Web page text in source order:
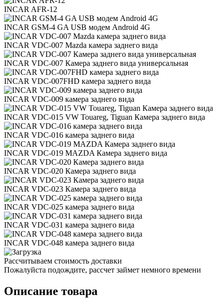
INCAR AFR-12
INCAR GSM-4 GA USB модем Android 4G
INCAR VDC-007 Mazda камера заднего вида
INCAR VDC-007 Камера заднего вида универсальная
INCAR VDC-007FHD камера заднего вида
INCAR VDC-009 камера заднего вида
INCAR VDC-015 VW Touareg, Tiguan Камера заднего вида
INCAR VDC-016 камера заднего вида
INCAR VDC-019 MAZDA Камера заднего вида
INCAR VDC-020 Камера заднего вида
INCAR VDC-023 Камера заднего вида
INCAR VDC-025 камера заднего вида
INCAR VDC-031 камера заднего вида
INCAR VDC-048 камера заднего вида
Рассчитываем стоимость доставки
Пожалуйста подождите, рассчет займет немного времени
Описание товара